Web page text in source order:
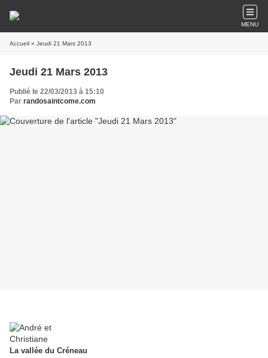
MENU
Accueil » Jeudi 21 Mars 2013
Jeudi 21 Mars 2013
Publié le 22/03/2013 à 15:10
Par randosaintcome.com
La vallée du Créneau